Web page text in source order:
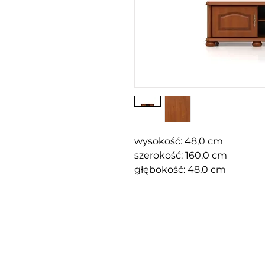
wysokość: 48,0 cm
szerokość: 160,0 cm
głębokość: 48,0 cm